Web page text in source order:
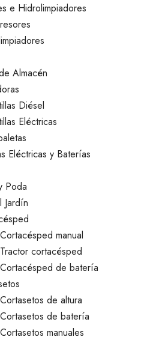
e Hidrolimpiadores
Almacén
Diésel
Eléctricas
Eléctricas y Baterías
Poda
Jardín
Cortacésped manual
Tractor cortacésped
Cortacésped de batería
Cortasetos de altura
Cortasetos de batería
Cortasetos manuales